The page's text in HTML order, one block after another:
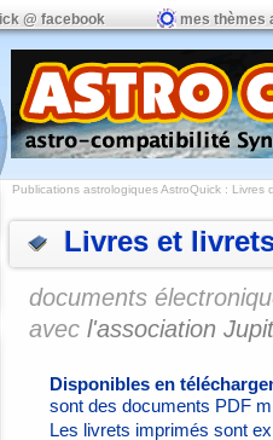
@ facebook mes thèmes
Publications astrologiques AstroQuick : Livres
Livres et
documents
avec l'association
Disponibles en
sont des documents PDF
Les livrets imprimés sont